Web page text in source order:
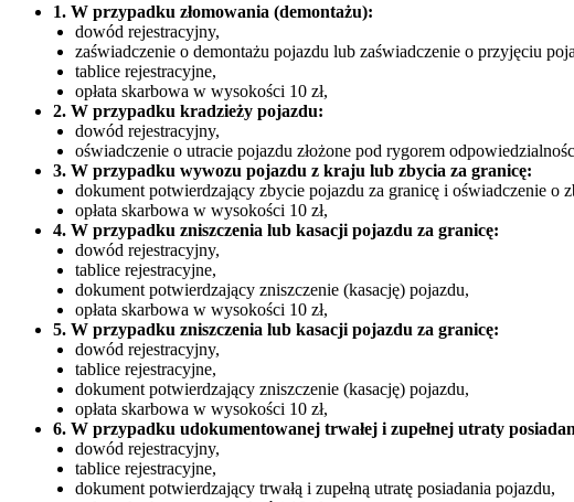
1. W przypadku złomowania (demontażu):
dowód rejestracyjny,
zaświadczenie o demontażu pojazdu lub zaświadczenie o przyjęciu
tablice rejestracyjne,
opłata skarbowa w wysokości 10 zł,
2. W przypadku kradzieży pojazdu:
dowód rejestracyjny,
oświadczenie o utracie pojazdu złożone pod rygorem
3. W przypadku wywozu pojazdu z kraju lub zbycia za granicę:
dokument potwierdzający zbycie pojazdu za granicę i oświadczenie o
opłata skarbowa w wysokości 10 zł,
4. W przypadku zniszczenia lub kasacji pojazdu za granicę:
dowód rejestracyjny,
tablice rejestracyjne,
dokument potwierdzający zniszczenie (kasację) pojazdu,
opłata skarbowa w wysokości 10 zł,
5. W przypadku zniszczenia lub kasacji pojazdu za granicę:
dowód rejestracyjny,
tablice rejestracyjne,
dokument potwierdzający zniszczenie (kasację) pojazdu,
opłata skarbowa w wysokości 10 zł,
6. W przypadku udokumentowanej trwałej i zupełnej utraty
dowód rejestracyjny,
tablice rejestracyjne,
dokument potwierdzający trwałą i zupełną utratę posiadania pojazdu,